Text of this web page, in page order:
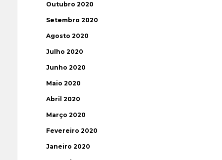
Outubro 2020
Setembro 2020
Agosto 2020
Julho 2020
Junho 2020
Maio 2020
Abril 2020
Março 2020
Fevereiro 2020
Janeiro 2020